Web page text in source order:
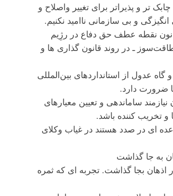
تر و پذیراتر برای تغییر واصلاح و
و بی سازمانی ناامید نکنیم.
کانون نقطه عطف حق دفاع در رژِیم
ـ در روند قانون گذاری ها و
عدول از استانداردهای بین‌المللی
ضرورت دارد.
ساماندهی و تعیین معیارهای
و تخریب کننده باشد.
ای در صدد هستند در غیاب وکلای
به جا گذاشت
اذهان بجا گذاشت. تجربه ای که ثمره